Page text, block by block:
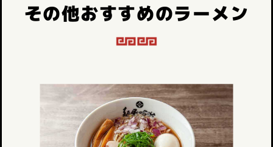
その他おすすめのラーメン